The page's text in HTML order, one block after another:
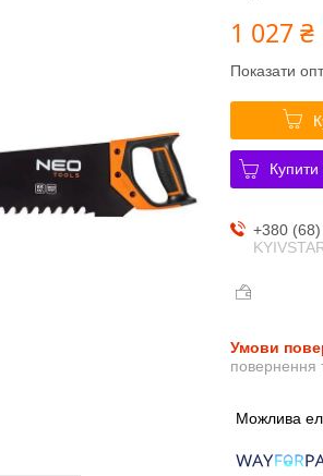
1 027 ₴
Показати
Купити
+380
повернення